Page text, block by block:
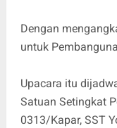
Dengan
untuk
Upacara itu
Satuan Setingkat
0313/Kapar, SST